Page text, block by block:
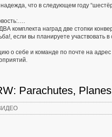
звука (как
что в следующем году
комплекта наград две стопки
если вы планируете участвовать в
о себе и команде по почте на адрес
Parachutes,